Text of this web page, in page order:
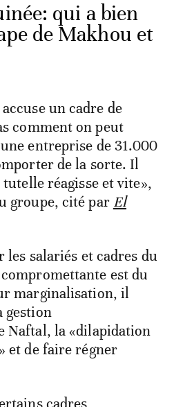
qui a bien
de Makhou et
un cadre de
comment on peut
entreprise de 31.000
de la sorte. Il
réagisse et vite»,
groupe, cité par El
salariés et cadres du
est du
marginalisation, il
gestion
Naftal, la «dilapidation
et de faire régner